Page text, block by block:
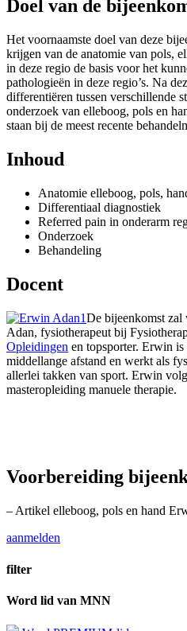
Doel van de
Het voornaamste doel van deze
krijgen van de anatomie van pols,
in deze regio de basis voor het
pathologieën in deze regio’s. Na
differentiëren tussen verschillende
onderzoek van elleboog, pols en
staan bij de meest recente
Inhoud
Anatomie elleboog, pols,
Differentiaal diagnostiek
Referred pain in onderarm
Onderzoek
Behandeling
Docent
De bijeenkomst
Adan, fysiotherapeut bij
Opleidingen en topsporter. Erwin is
middellange afstand en werkt als
allerlei takken van sport. Erwin
masteropleiding manuele therapie.
Voorbereiding
– Artikel elleboog, pols en hand
aanmelden
filter
Word lid van MNN